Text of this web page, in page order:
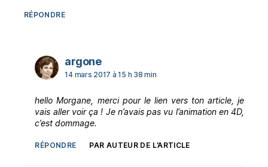
RÉPONDRE
argonedit :
14 mars 2017 à 15 h 38 min
hello Morgane, merci pour le lien vers ton article, je
vais aller voir ça ! Je n’avais pas vu l’animation en 4D,
c’est dommage.
RÉPONDRE PAR AUTEUR DE L’ARTICLE